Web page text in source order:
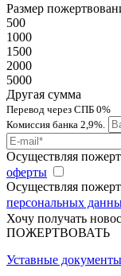
Размер
500
1000
1500
2000
5000
Другая сумма
Перевод через СПБ 0%
Комиссия банка 2,9%.
Осуществляя
оферты
Осуществляя
персональных
Хочу получать
ПОЖЕРТВОВАТЬ
Уставные документы